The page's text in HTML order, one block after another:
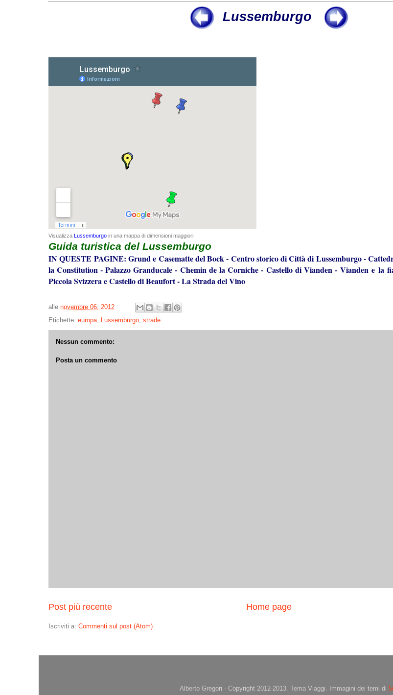
Lussemburgo
Visualizza Lussemburgoin una mappa di dimensioni maggiori
Guida turistica delLussemburgo
IN QUESTE PAGINE:Grund e Casematte del Bock- Centro storico di Città di Lussemburgo-C
la Constitution-Palazzo Granducale - Chemin de la Corniche - Castello di Vianden-Vianden e la
Piccola Svizzera e Castello di Beaufort-La Strada del Vino
alle novembre 06, 2012
Etichette: europa, Lussemburgo, strade
Nessun commento:
Posta un commento
Post più recente Home page
Iscriviti a: Commenti sul post (Atom)
Alberto Gregori - Copyright 2012-2013. Tema Viaggi. Immagini dei temi di